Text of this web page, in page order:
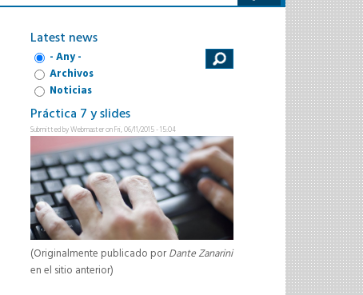
Latest news
- Any -
Archivos
Noticias
Práctica 7 y slides
Submitted byWebmasteron Fri, 06/11/2015 - 15:04
(Originalmente publicado porDante Zanarini
en el sitio anterior)